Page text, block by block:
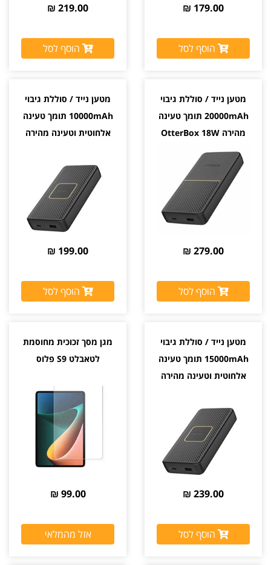
179.00 ₪
הוסף לסל
219.00 ₪
הוסף לסל
מטען נייד / סוללת גיבוי
20000mAh תומך טעינה
מהירה OtterBox 18W
279.00 ₪
הוסף לסל
מטען נייד / סוללת גיבוי
10000mAh תומך טעינה
אלחוטית וטעינה מהירה
199.00 ₪
הוסף לסל
מטען נייד / סוללת גיבוי
15000mAh תומך טעינה
אלחוטית וטעינה מהירה
239.00 ₪
הוסף לסל
מגן מסך זכוכית מחוסמת
לטאבלט S9 פלוס
99.00 ₪
אזל מהמלאי